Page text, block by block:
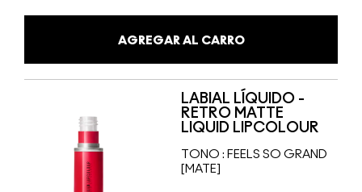
AGREGAR AL CARRO
LABIAL LÍQUIDO -
RETRO MATTE
LIQUID LIPCOLOUR
TONO : FEELS SO GRAND
[MATE]